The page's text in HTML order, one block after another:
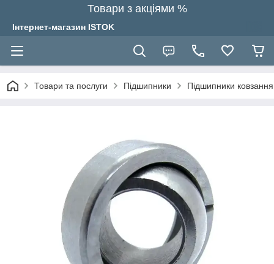
Товари з акціями %
Інтернет-магазин ISTOK
Товари та послуги Підшипники Підшипники ковзання